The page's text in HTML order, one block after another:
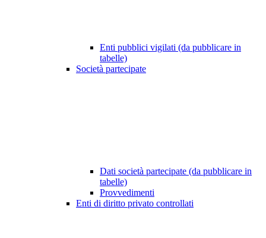
Enti pubblici vigilati (da pubblicare in
tabelle)
Società partecipate
Dati società partecipate (da pubblicare in
tabelle)
Provvedimenti
Enti di diritto privato controllati